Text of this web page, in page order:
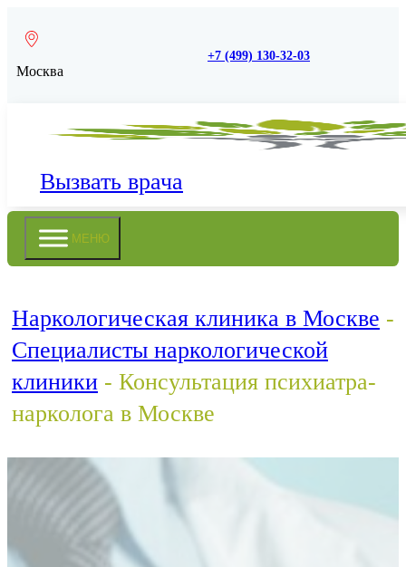
Москва
+7 (499) 130-32-03
Вызвать врача
МЕНЮ
Наркологическая клиника в Москве -
Специалисты наркологической
клиники - Консультация психиатра-
нарколога в Москве